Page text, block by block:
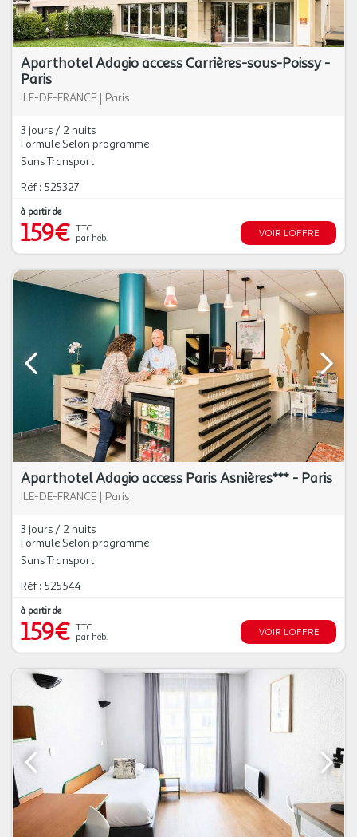
Aparthotel Adagio access Carrières-sous-Poissy -
Paris
ILE-DE-FRANCE | Paris
3 jours / 2 nuits
Formule Selon programme
Sans Transport
Réf : 525327
à partir de
159€ TTC
par héb.
VOIR L'OFFRE
Aparthotel Adagio access Paris Asnières*** - Paris
ILE-DE-FRANCE | Paris
3 jours / 2 nuits
Formule Selon programme
Sans Transport
Réf : 525544
à partir de
159€ TTC
par héb.
VOIR L'OFFRE